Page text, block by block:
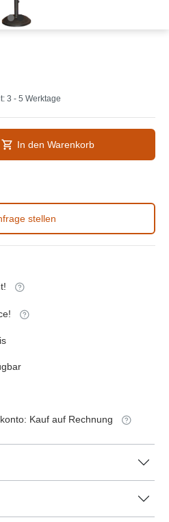
3 - 5 Werktage
In den Warenkorb
stellen
Kauf auf Rechnung